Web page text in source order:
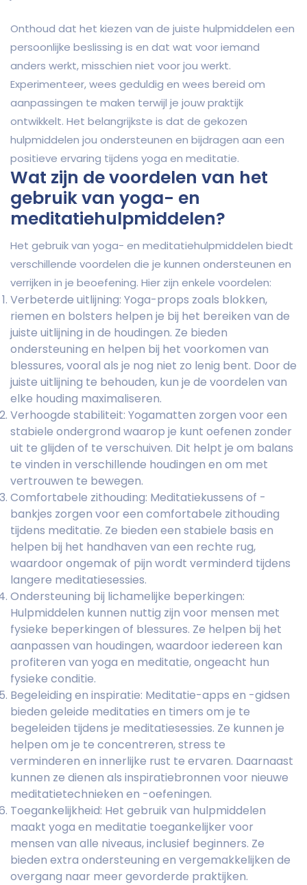
Onthoud dat het kiezen van de juiste hulpmiddelen een
persoonlijke beslissing is en dat wat voor iemand
anders werkt, misschien niet voor jou werkt.
Experimenteer, wees geduldig en wees bereid om
aanpassingen te maken terwijl je jouw praktijk
ontwikkelt. Het belangrijkste is dat de gekozen
hulpmiddelen jou ondersteunen en bijdragen aan een
positieve ervaring tijdens yoga en meditatie.
Wat zijn de voordelen van het
gebruik van yoga- en
meditatiehulpmiddelen?
Het gebruik van yoga- en meditatiehulpmiddelen biedt
verschillende voordelen die je kunnen ondersteunen en
verrijken in je beoefening. Hier zijn enkele voordelen:
Verbeterde uitlijning: Yoga-props zoals blokken,
riemen en bolsters helpen je bij het bereiken van de
juiste uitlijning in de houdingen. Ze bieden
ondersteuning en helpen bij het voorkomen van
blessures, vooral als je nog niet zo lenig bent. Door de
juiste uitlijning te behouden, kun je de voordelen van
elke houding maximaliseren.
Verhoogde stabiliteit: Yogamatten zorgen voor een
stabiele ondergrond waarop je kunt oefenen zonder
uit te glijden of te verschuiven. Dit helpt je om balans
te vinden in verschillende houdingen en om met
vertrouwen te bewegen.
Comfortabele zithouding: Meditatiekussens of -
bankjes zorgen voor een comfortabele zithouding
tijdens meditatie. Ze bieden een stabiele basis en
helpen bij het handhaven van een rechte rug,
waardoor ongemak of pijn wordt verminderd tijdens
langere meditatiesessies.
Ondersteuning bij lichamelijke beperkingen:
Hulpmiddelen kunnen nuttig zijn voor mensen met
fysieke beperkingen of blessures. Ze helpen bij het
aanpassen van houdingen, waardoor iedereen kan
profiteren van yoga en meditatie, ongeacht hun
fysieke conditie.
Begeleiding en inspiratie: Meditatie-apps en -gidsen
bieden geleide meditaties en timers om je te
begeleiden tijdens je meditatiesessies. Ze kunnen je
helpen om je te concentreren, stress te
verminderen en innerlijke rust te ervaren. Daarnaast
kunnen ze dienen als inspiratiebronnen voor nieuwe
meditatietechnieken en -oefeningen.
Toegankelijkheid: Het gebruik van hulpmiddelen
maakt yoga en meditatie toegankelijker voor
mensen van alle niveaus, inclusief beginners. Ze
bieden extra ondersteuning en vergemakkelijken de
overgang naar meer gevorderde praktijken.